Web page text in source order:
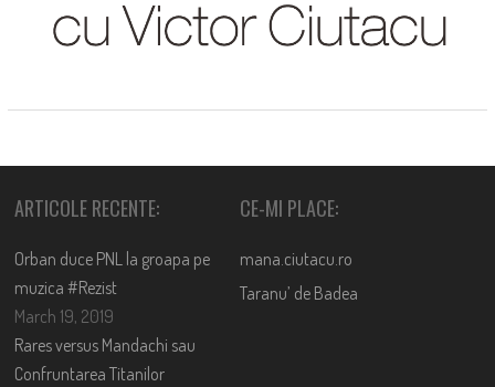
ARTICOLE RECENTE:
Orban duce PNL la groapa pe
muzica #Rezist
March 19, 2019
Rares versus Mandachi sau
Confruntarea Titanilor
CE-MI PLACE:
mana.ciutacu.ro
Taranu’ de Badea